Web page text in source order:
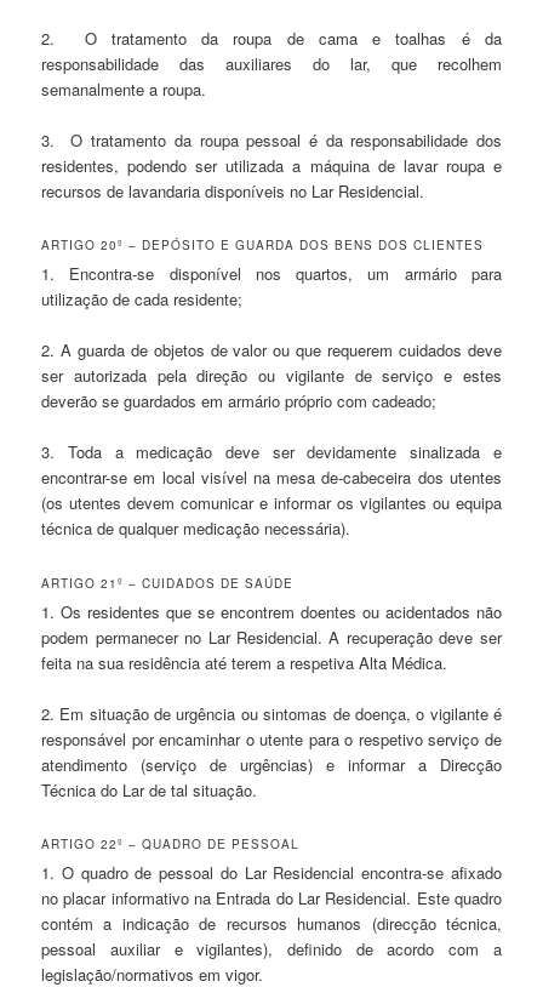
2. O tratamento da roupa de cama e toalhas é da
responsabilidade das auxiliares do lar, que recolhem
semanalmente a roupa.
3. O tratamento da roupa pessoal é da responsabilidade dos
residentes, podendo ser utilizada a máquina de lavar roupa e
recursos de lavandaria disponíveis no Lar Residencial.
ARTIGO 20º – DEPÓSITO E GUARDA DOS BENS DOS CLIENTES
1. Encontra-se disponível nos quartos, um armário para
utilização de cada residente;
2. A guarda de objetos de valor ou que requerem cuidados deve
ser autorizada pela direção ou vigilante de serviço e estes
deverão se guardados em armário próprio com cadeado;
3. Toda a medicação deve ser devidamente sinalizada e
encontrar-se em local visível na mesa de-cabeceira dos utentes
(os utentes devem comunicar e informar os vigilantes ou equipa
técnica de qualquer medicação necessária).
ARTIGO 21º – CUIDADOS DE SAÚDE
1. Os residentes que se encontrem doentes ou acidentados não
podem permanecer no Lar Residencial. A recuperação deve ser
feita na sua residência até terem a respetiva Alta Médica.
2. Em situação de urgência ou sintomas de doença, o vigilante é
responsável por encaminhar o utente para o respetivo serviço de
atendimento (serviço de urgências) e informar a Direcção
Técnica do Lar de tal situação.
ARTIGO 22º – QUADRO DE PESSOAL
1. O quadro de pessoal do Lar Residencial encontra-se afixado
no placar informativo na Entrada do Lar Residencial. Este quadro
contém a indicação de recursos humanos (direcção técnica,
pessoal auxiliar e vigilantes), definido de acordo com a
legislação/normativos em vigor.